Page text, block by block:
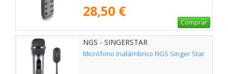
28,50 €
Comprar
NGS - SINGERSTAR
Micrófono Inalámbrico NGS Singer Star